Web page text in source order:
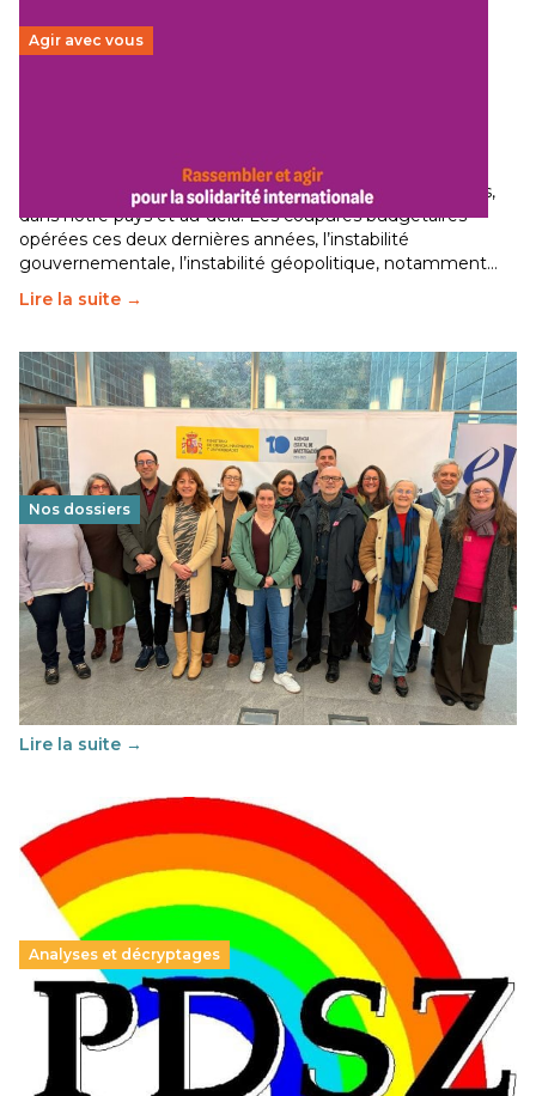
Agir avec vous
Le secteur humanitaire connaît des difficultés profondes,
dans notre pays et au-delà. Les coupures budgétaires
opérées ces deux dernières années, l’instabilité
gouvernementale, l’instabilité géopolitique, notamment…
Lire la suite →
Nos dossiers
Éducation au vivre-ensemble : un échange croisé
franco-espagnol pour changer d’approche
29 juin 2026-National
Cette année, l'UNSA Éducation a mené un projet Erasmus
soutenu par l'union Européenne et centré sur l'éducation
au vivre-ensemble : quelles différences entre la France…
Lire la suite →
Analyses et décryptages
Hongrie : du changement pour les politiques
éducatives, aussi !
25 juin 2026